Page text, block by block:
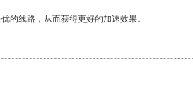
的线路，从而获得更好的加速效果。